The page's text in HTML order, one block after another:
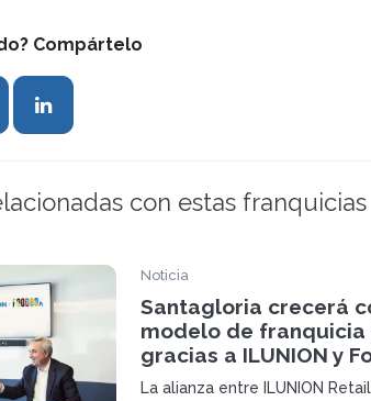
Compártelo
con estas franquicias
Noticia
Santagloria crecerá
modelo de franquicia
gracias a ILUNION y
La alianza entre ILUNION